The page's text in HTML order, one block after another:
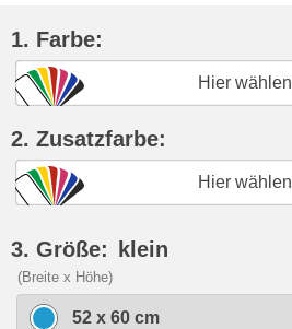
1. Farbe:
Hier wählen
2. Zusatzfarbe:
Hier wählen
3. Größe: klein
(Breite x Höhe)
52 x 60 cm